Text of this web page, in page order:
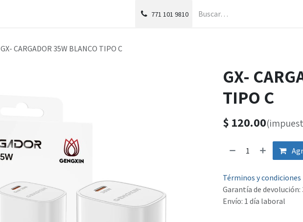
771 101 9810
GX- CARGADOR 35W BLANCO TIPO C
GX-
TIPO C
$ 120.00
Términos y condiciones
Garantía de devolución:
Envío: 1 día laboral